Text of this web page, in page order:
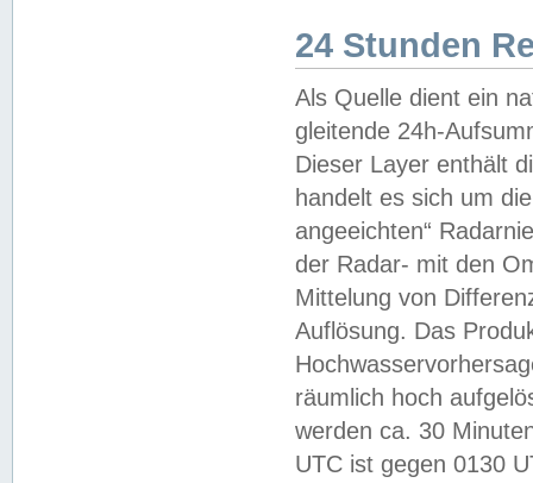
24 Stunden
Als Quelle dient ein
gleitende 24h-
Dieser Layer enthält
handelt es sich um
angeeichten“
der Radar- mit den
Mittelung von
Auflösung. Das
räumlich hoch
werden ca. 30
UTC ist gegen 0130